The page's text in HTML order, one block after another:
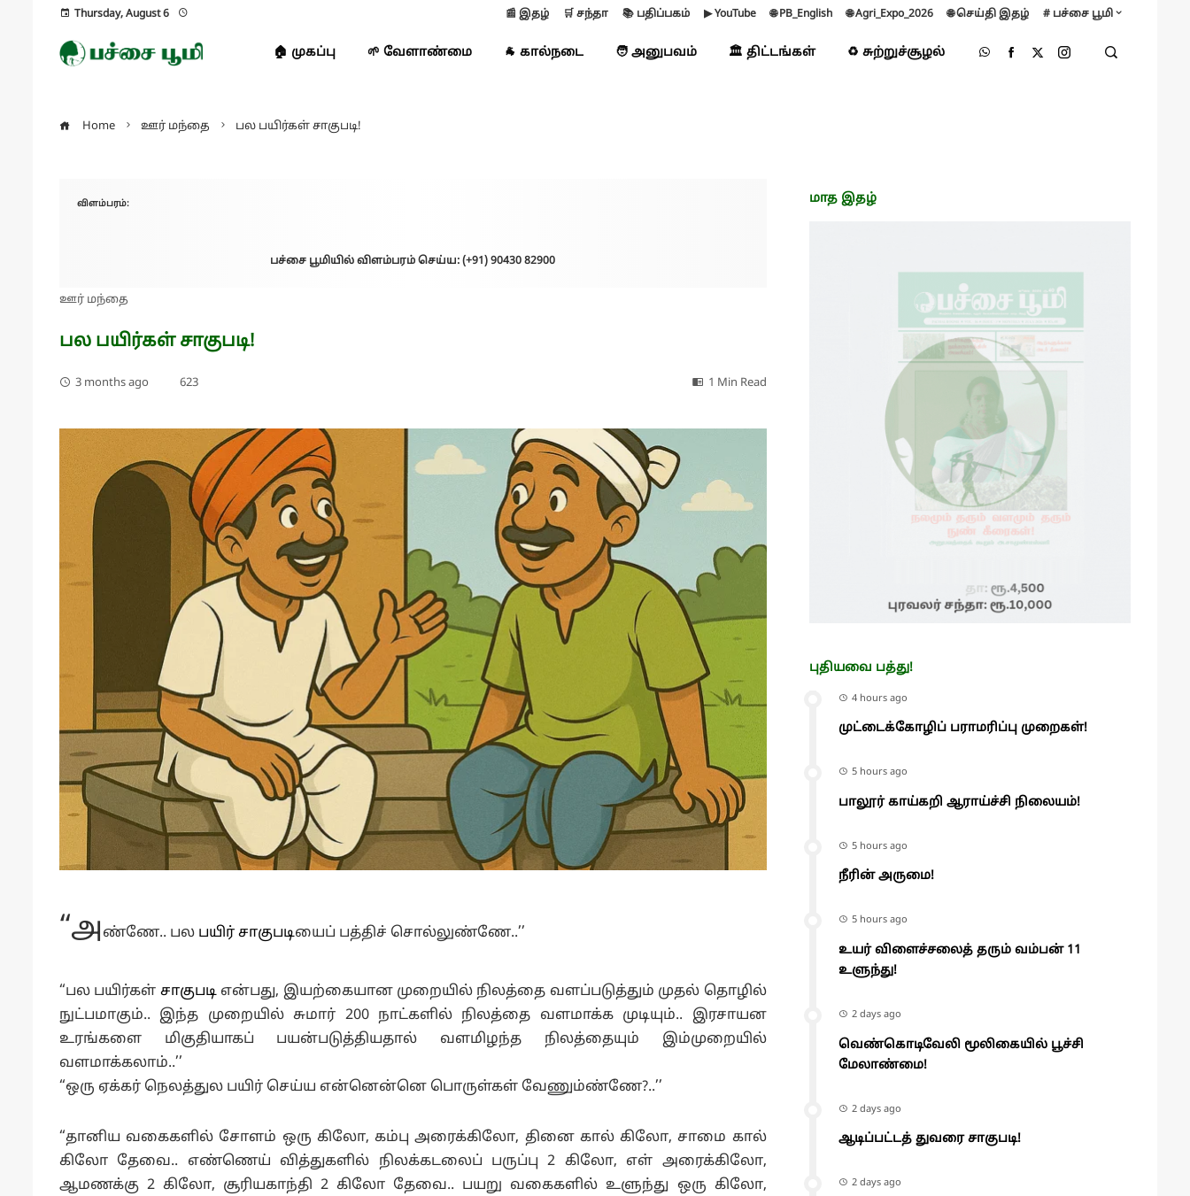
Thursday, August 6 📰 இதழ் 🛒 சந்தா 📚 பதிப்பகம் ▶ YouTube 🌐 PB_English 🌐 Agri_Expo_2026 🌐 செய்தி இதழ் # பச்சை பூமி
🏠 முகப்பு 🌱 வேளாண்மை 🐐 கால்நடை 🧑 அனுபவம் 🏛️ திட்டங்கள் ♻️ சுற்றுச்சூழல்
Home ஊர் மந்தை பல பயிர்கள் சாகுபடி!
விளம்பரம்:
பச்சை பூமியில் விளம்பரம் செய்ய: (+91) 90430 82900
ஊர் மந்தை
பல பயிர்கள் சாகுபடி!
3 months ago 623 1 Min Read
“அ ண்ணே.. பல பயிர் சாகுபடியைப் பத்திச் சொல்லுண்ணே..’’
“பல பயிர்கள் சாகுபடிஎன்பது, இயற்கையான முறையில் நிலத்தை வளப்படுத்தும் முதல் தொழில்
நுட்பமாகும்.. இந்த முறையில் சுமார் 200 நாட்களில் நிலத்தை வளமாக்க முடியும்.. இரசாயன
உரங்களை மிகுதியாகப் பயன்படுத்தியதால் வளமிழந்த நிலத்தையும் இம்முறையில்
வளமாக்கலாம்..’’
“ஒரு ஏக்கர் நெலத்துல பயிர் செய்ய என்னென்னெ பொருள்கள் வேணும்ண்ணே?..’’
“தானிய வகைகளில் சோளம் ஒரு கிலோ, கம்பு அரைக்கிலோ, தினை கால் கிலோ, சாமை கால்
கிலோ தேவை.. எண்ணெய் வித்துகளில் நிலக்கடலைப் பருப்பு 2 கிலோ, எள் அரைக்கிலோ,
ஆமணக்கு 2 கிலோ, சூரியகாந்தி 2 கிலோ தேவை.. பயறு வகைகளில் உளுந்து ஒரு கிலோ,
மாத இதழ்
புதியவை பத்து!
4 hours ago
முட்டைக்கோழிப் பராமரிப்பு முறைகள்!
5 hours ago
பாலூர் காய்கறி ஆராய்ச்சி நிலையம்!
5 hours ago
நீரின் அருமை!
5 hours ago
உயர் விளைச்சலைத் தரும் வம்பன் 11
உளுந்து!
2 days ago
வெண்கொடிவேலி மூலிகையில் பூச்சி
மேலாண்மை!
2 days ago
ஆடிப்பட்டத் துவரை சாகுபடி!
2 days ago